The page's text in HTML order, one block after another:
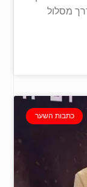
מסלול
כתבות השער